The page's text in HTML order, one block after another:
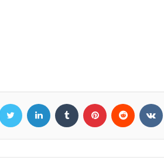
Twitter LinkedIn Tumblr Pinterest Reddit